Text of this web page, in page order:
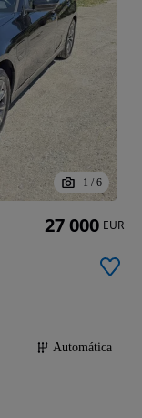
1 / 6
Automática
27 000 EUR